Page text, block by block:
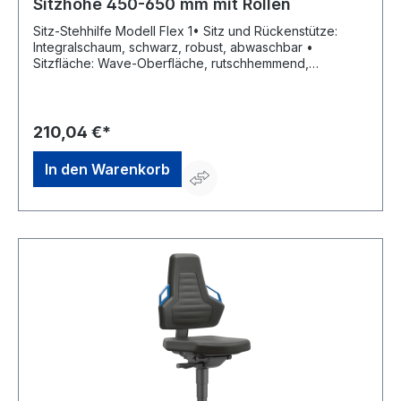
Sitzhöhe 450-650 mm mit Rollen
Sitz-Stehhilfe Modell Flex 1• Sitz und Rückenstütze:
Integralschaum, schwarz, robust, abwaschbar •
Sitzfläche: Wave-Oberfläche, rutschhemmend,
harte Böden Hinweis: Praktischer Sitz-Steh-Stuhl –
Hocker und Stehhilfe.Hersteller: Interstuhl Büromöbel
GmbH & Co. KG, Bruehlstr. 21, 72469 Messstetten-
Tieringe, DE, +4974368710, info@interstuhl.de
210,04 €*
In den Warenkorb